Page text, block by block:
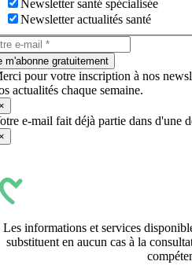
Newsletter santé spécialisée
Newsletter actualités santé
m'abonne gratuitement
pour votre inscription à nos
actualités chaque semaine.
e-mail fait déjà partie dans d'une
Les informations et services
substituent en aucun cas à la